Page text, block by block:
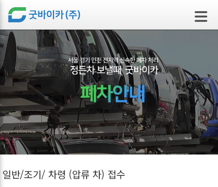
본문 바로가기
일반/조기/ 차령 (압류 차) 접수